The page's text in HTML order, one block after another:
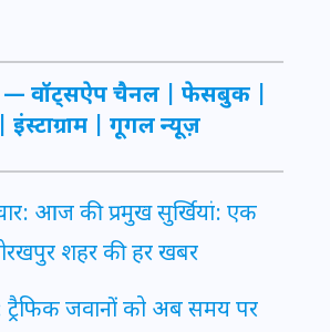
— वॉट्सऐप चैनल फेसबुक
इंस्टाग्राम गूगल न्यूज़
आज की प्रमुख सुर्खियां: एक
शहर की हर खबर
ट्रैफिक जवानों को अब समय पर